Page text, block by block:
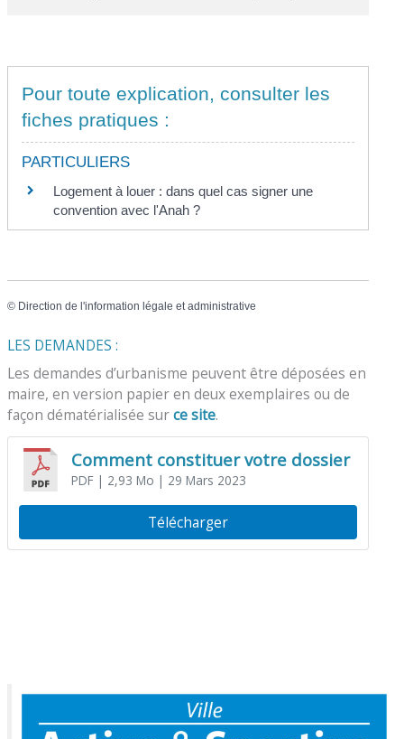
Pour toute explication, consulter les
fiches pratiques :
PARTICULIERS
Logement à louer : dans quel cas signer une
convention avec l'Anah ?
© Direction de l'information légale et administrative
LES DEMANDES :
Les demandes d’urbanisme peuvent être déposées en
maire, en version papier en deux exemplaires ou de
façon dématérialisée surce site.
Comment constituer votre dossier
PDF| 2,93 Mo | 29 Mars 2023
Télécharger